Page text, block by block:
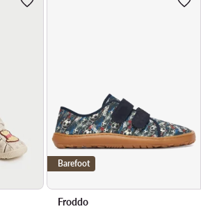
Barefoot
Froddo